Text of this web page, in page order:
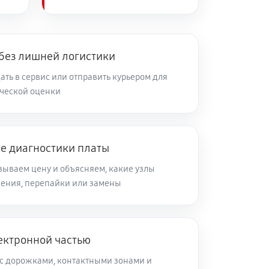
лишней логистики
в сервис или отправить курьером для
оценки
диагностики платы
цену и объясняем, какие узлы
перепайки или замены
частью
дорожками, контактными зонами и